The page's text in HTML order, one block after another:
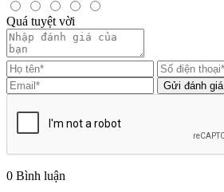
Quá tuyệt vời
Gửi đánh giá
0 Bình luận